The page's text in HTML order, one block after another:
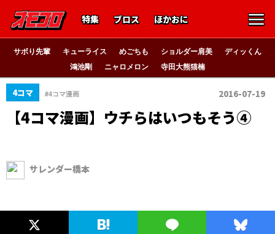
特集 ブロス ほかおに
サボり先輩 キューライス めごちも ショルダー肩美
ディッくん
鴻池剛
ニャロメロン 寺田大熊猫楠
4コマ #4コマ漫画 2016-07-19
【4コマ漫画】ウチらはいつもそう④
サレンダー橋本